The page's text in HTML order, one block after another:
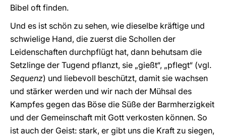
Bibel oft finden.
Und es ist schön zu sehen, wie dieselbe kräftige und
schwielige Hand, die zuerst die Schollen der
Leidenschaften durchpflügt hat, dann behutsam die
Setzlinge der Tugend pflanzt, sie „gießt“, „pflegt“ (vgl.
Sequenz) und liebevoll beschützt, damit sie wachsen
und stärker werden und wir nach der Mühsal des
Kampfes gegen das Böse die Süße der Barmherzigkeit
und der Gemeinschaft mit Gott verkosten können. So
ist auch der Geist: stark, er gibt uns die Kraft zu siegen,